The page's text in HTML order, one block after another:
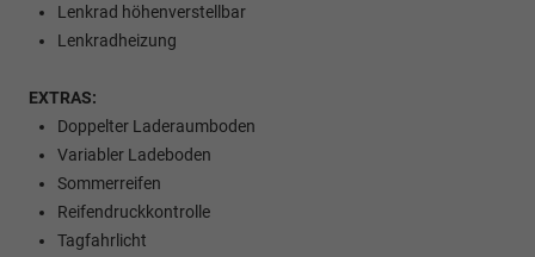
Lenkrad höhenverstellbar
Lenkradheizung
EXTRAS:
Doppelter Laderaumboden
Variabler Ladeboden
Sommerreifen
Reifendruckkontrolle
Tagfahrlicht